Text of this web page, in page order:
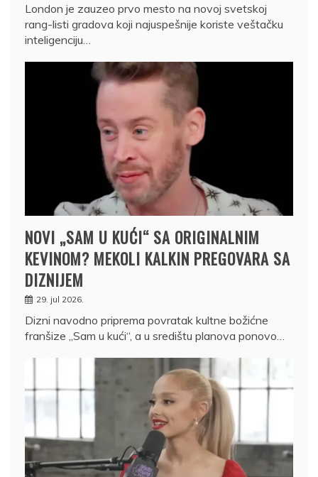
London je zauzeo prvo mesto na novoj svetskoj
rang-listi gradova koji najuspešnije koriste veštačku
inteligenciju…
NOVI „SAM U KUĆI“ SA ORIGINALNIM
KEVINOM? MEKOLI KALKIN PREGOVARA SA
DIZNIJEM
29. jul 2026.
Dizni navodno priprema povratak kultne božićne
franšize „Sam u kući“, a u središtu planova ponovo…